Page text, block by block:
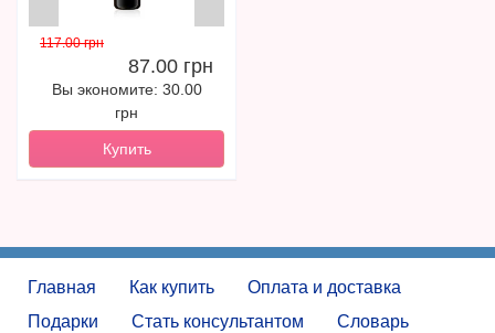
117.00 грн
87.00 грн
Вы экономите: 30.00
грн
Купить
Главная Как купить
Оплата и доставка
Подарки
Стать консультантом
Словарь